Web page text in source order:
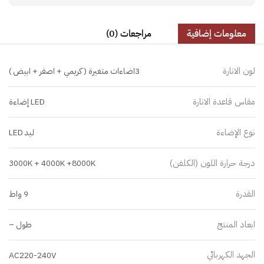
معلومات إضافية مراجعات (0)
لون الانارة 3اضاءات متغيرة ( كريمي + اصفر + ابيض )
مقاس قاعدة الانارة LED إضاءة
نوع الإضاءة ليد LED
درجة حرارة اللون (الكلفن) 3000K + 4000K +8000K
القدرة 9 واط
ابعاد المنتج طول –
الجهد الكهربائي AC220-240V